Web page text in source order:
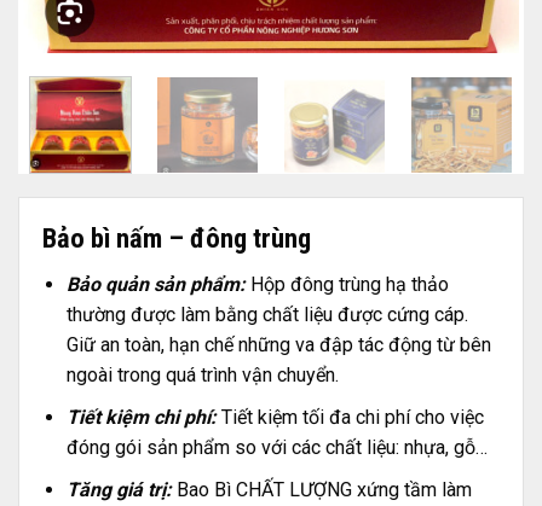
Bảo bì nấm – đông trùng
Bảo quản sản phẩm:Hộp đông trùng hạ thảo
thường được làm bằng chất liệu được cứng cáp.
Giữ an toàn, hạn chế những va đập tác động từ bên
ngoài trong quá trình vận chuyển.
Tiết kiệm chi phí:Tiết kiệm tối đa chi phí cho việc
đóng gói sản phẩm so với các chất liệu: nhựa, gỗ…
Tăng giá trị:Bao Bì CHẤT LƯỢNG xứng tầm làm